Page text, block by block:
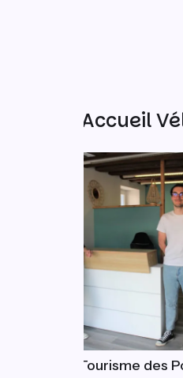
Autres Accueil
Office de Tourisme des